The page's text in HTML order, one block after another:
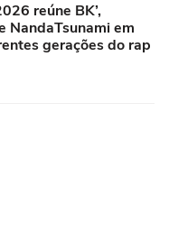
reúne BK’,
NandaTsunami em
gerações do rap